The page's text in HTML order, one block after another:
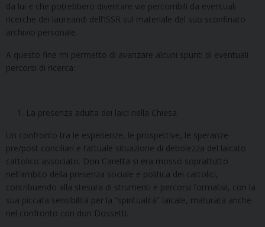
da lui e che potrebbero diventare vie percorribili da eventuali
ricerche dei laureandi dell’ISSR sul materiale del suo sconfinato
archivio personale.
A questo fine mi permetto di avanzare alcuni spunti di eventuali
percorsi di ricerca:
La presenza adulta dei laici nella Chiesa.
Un confronto tra le esperienze, le prospettive, le speranze
pre/post conciliari e l’attuale situazione di debolezza del laicato
cattolico associato. Don Caretta si era mosso soprattutto
nell’ambito della presenza sociale e politica dei cattolici,
contribuendo alla stesura di strumenti e percorsi formativi, con la
sua piccata sensibilità per la “spiritualità” laicale, maturata anche
nel confronto con don Dossetti.